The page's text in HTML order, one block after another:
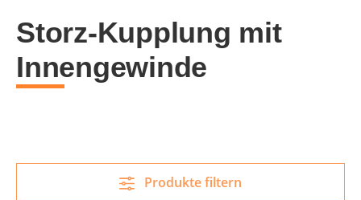
Storz-Kupplung mit
Innengewinde
Produkte filtern